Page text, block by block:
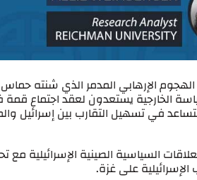
الخارجية يستعدون لعقد اجتماع
في تسهيل التقارب بين إسرائيل
السياسية الصينية الإسرائيلية مع
على غزة.